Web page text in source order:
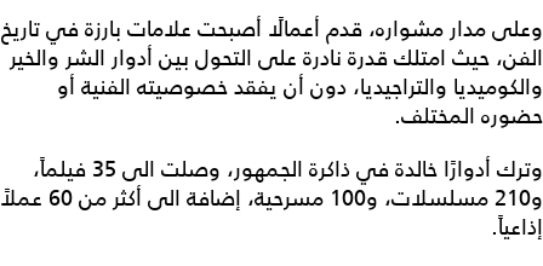
وعلى مدار مشواره، قدم أعمالًا أصبحت علامات بارزة في تاريخ
الفن، حيث امتلك قدرة نادرة على التحول بين أدوار الشر والخير
والكوميديا والتراجيديا، دون أن يفقد خصوصيته الفنية أو
حضوره المختلف.
وترك أدوارًا خالدة في ذاكرة الجمهور، وصلت الى 35 فيلماً،
و210 مسلسلات، و100 مسرحية، إضافة الى أكثر من 60 عملاً
إذاعياً.